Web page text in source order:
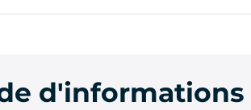
d'informations